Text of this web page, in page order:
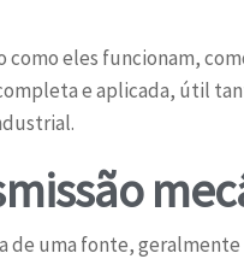
eles funcionam,
e aplicada, útil
de uma fonte,